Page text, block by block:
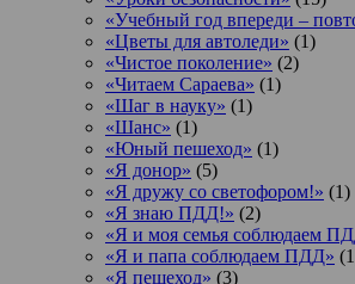
«Учебный год впереди –
«Цветы для автоледи» (1)
«Чистое поколение» (2)
«Читаем Сараева» (1)
«Шаг в науку» (1)
«Шанс» (1)
«Юный пешеход» (1)
«Я донор» (5)
«Я дружу со светофором!» (1)
«Я знаю ПДД!» (2)
«Я и моя семья соблюдаем
«Я и папа соблюдаем ПДД»
«Я пешеход» (3)